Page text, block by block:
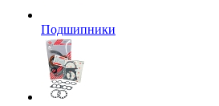
Подшипники